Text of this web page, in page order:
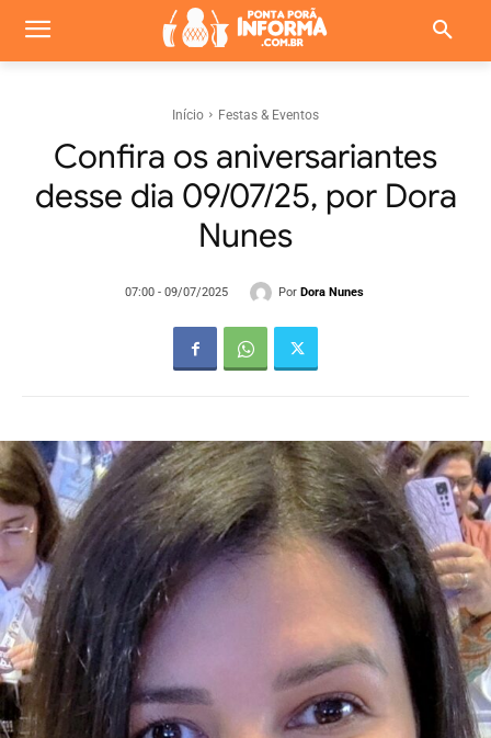
Início Festas & Eventos
Confira os aniversariantes
desse dia 09/07/25, por Dora
Nunes
07:00 - 09/07/2025 Por Dora Nunes